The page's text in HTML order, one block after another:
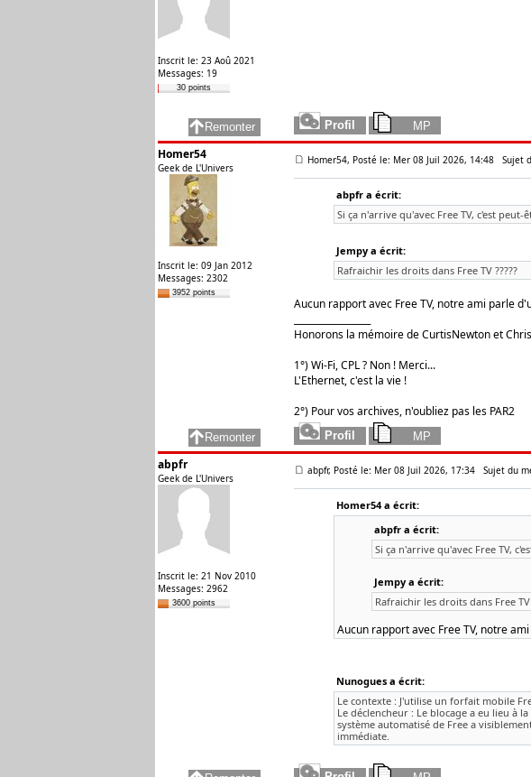
Inscrit le: 23 Aoû 2021
Messages: 19
30 points
Homer54
Geek de L'Univers
Inscrit le: 09 Jan 2012
Messages: 2302
3952 points
Homer54, Posté le: Mer 08 Juil 2026, 14:48 Sujet
abpfr a écrit:
Si ça n'arrive qu'avec Free TV, c'est peut-
Jempy a écrit:
Rafraichir les droits dans Free TV ?????
Aucun rapport avec Free TV, notre ami parle
Honorons la mémoire de CurtisNewton et
1°) Wi-Fi, CPL ? Non ! Merci...
L'Ethernet, c'est la vie !
2°) Pour vos archives, n'oubliez pas les PAR2
abpfr
Geek de L'Univers
Inscrit le: 21 Nov 2010
Messages: 2962
3600 points
abpfr, Posté le: Mer 08 Juil 2026, 17:34 Sujet du
Homer54 a écrit:
abpfr a écrit:
Si ça n'arrive qu'avec Free TV,
Jempy a écrit:
Rafraichir les droits dans Free TV
Aucun rapport avec Free TV, notre
Nunogues a écrit:
Le contexte : J'utilise un forfait mobile
Le déclencheur : Le blocage a eu lieu à
système automatisé de Free a
immédiate.